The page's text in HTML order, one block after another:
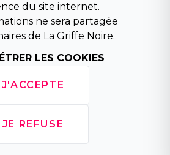
de vente
du site internet.
ne sera partagée
de La Griffe Noire.
LES COOKIES
J'ACCEPTE
JE REFUSE